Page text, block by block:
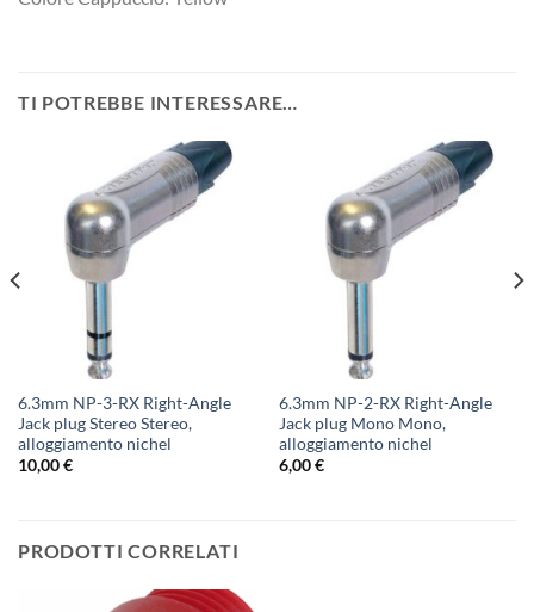
TI POTREBBE INTERESSARE…
6.3mm NP-3-RX Right-Angle
Jack plug Stereo Stereo,
alloggiamento nichel
10,00€
6.3mm NP-2-RX Right-Angle
Jack plug Mono Mono,
alloggiamento nichel
6,00€
PRODOTTI CORRELATI